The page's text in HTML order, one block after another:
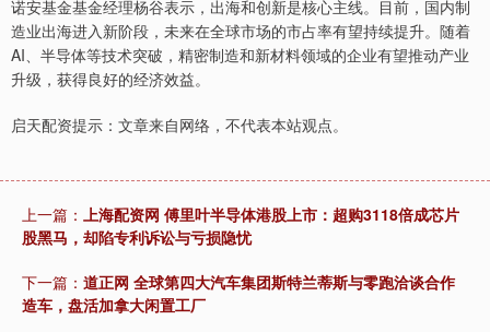
诺安基金基金经理杨谷表示，出海和创新是核心主线。目前，国内制
造业出海进入新阶段，未来在全球市场的市占率有望持续提升。随着
AI、半导体等技术突破，精密制造和新材料领域的企业有望推动产业
升级，获得良好的经济效益。
启天配资提示：文章来自网络，不代表本站观点。
上一篇： 上海配资网 傅里叶半导体港股上市：超购3118倍成芯片
股黑马，却陷专利诉讼与亏损隐忧
下一篇： 道正网 全球第四大汽车集团斯特兰蒂斯与零跑洽谈合作
造车，盘活加拿大闲置工厂